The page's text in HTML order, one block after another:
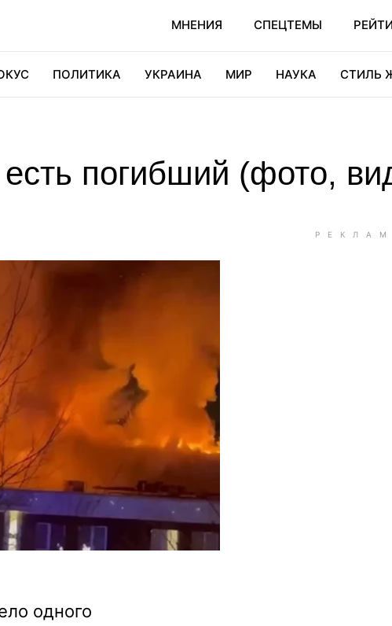
МНЕНИЯ СПЕЦТЕМЫ
ПОЛИТИКА УКРАИНА МИР НАУКА СТИЛЬ
погибший (фото,
одного